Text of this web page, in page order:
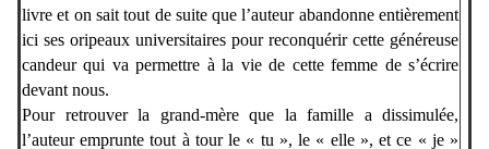
livre et on sait tout de suite que l’auteur abandonne entièrement
ici ses oripeaux universitaires pour reconquérir cette généreuse
candeur qui va permettre à la vie de cette femme de s’écrire
devant nous.
Pour retrouver la grand-mère que la famille a dissimulée,
l’auteur emprunte tout à tour le « tu », le « elle », et ce « je »